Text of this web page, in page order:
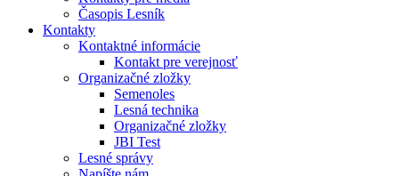
Časopis Lesník
Kontakty
Kontaktné informácie
Kontakt pre verejnosť
Organizačné zložky
Semenoles
Lesná technika
Organizačné zložky
JBI Test
Lesné správy